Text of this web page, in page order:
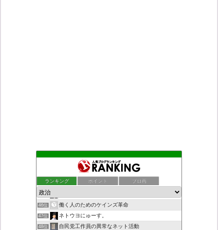
ランキング ポイント ブロ画
デモや街宣のお供に！プラカード無料素材
ついっちゃが速報
44位 九の魔方陣 〜 老子の道（万物の源）と徳
45位
46位 働く人のためのケインズ革命
47位 ネトウヨにゅーす。
48位 自民党工作員の異常なネット活動